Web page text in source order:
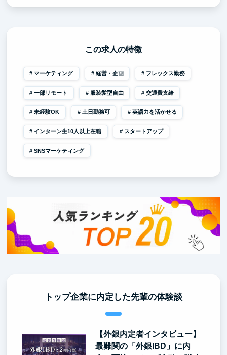
この求人の特徴
マーケティング 経営・企画 フレックス勤務
一部リモート 服装髪型自由 交通費支給
未経験OK 土日勤務可 英語力を活かせる
インターン生10人以上在籍 スタートアップ
SNSマーケティング
トップ企業に内定した先輩の体験談
【外銀内定者インタビュー】
最難関の「外銀IBD」に内